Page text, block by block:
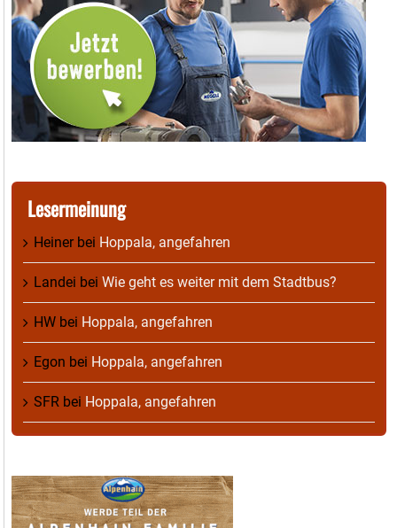
Lesermeinung
Heinerbei Hoppala, angefahren
Landei bei Wie geht es weiter mit dem Stadtbus?
HW bei Hoppala, angefahren
Egon bei Hoppala, angefahren
SFR bei Hoppala, angefahren